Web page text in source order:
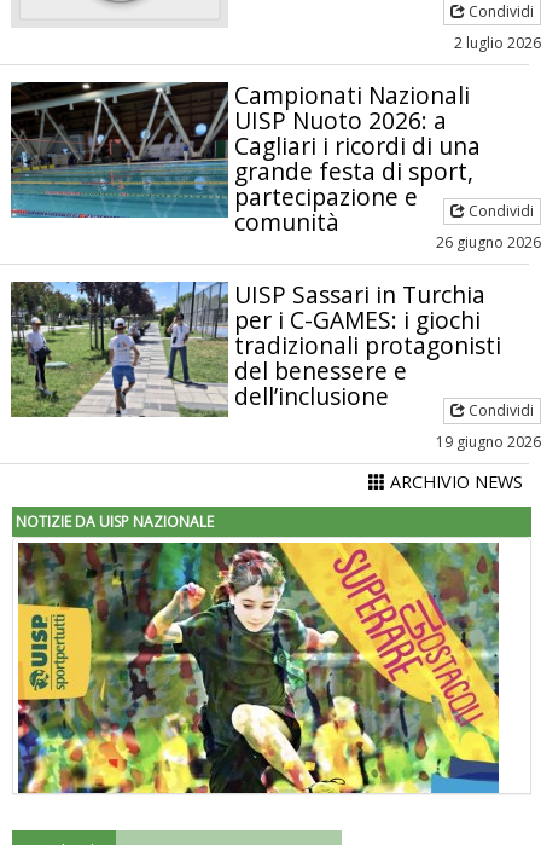
Condividi
2 luglio 2026
Campionati Nazionali
UISP Nuoto 2026: a
Cagliari i ricordi di una
grande festa di sport,
partecipazione e
comunità
Condividi
26 giugno 2026
UISP Sassari in Turchia
per i C-GAMES: i giochi
tradizionali protagonisti
del benessere e
dell’inclusione
Condividi
19 giugno 2026
ARCHIVIO NEWS
NOTIZIE DA UISP NAZIONALE